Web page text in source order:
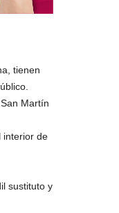
tienen
Martín
interior de
sustituto y